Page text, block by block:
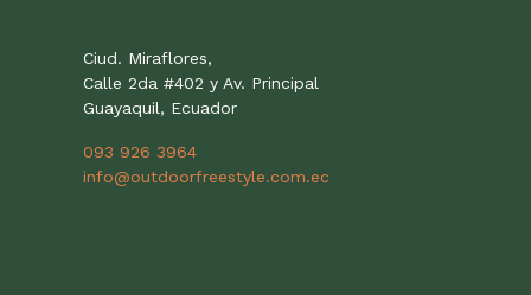
Ciud. Miraflores,
Calle 2da #402 y Av. Principal
Guayaquil, Ecuador
093 926 3964
info@outdoorfreestyle.com.ec